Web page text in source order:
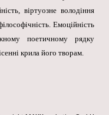
віртуозне володіння
Емоційність
поетичному рядку
крила його творам.